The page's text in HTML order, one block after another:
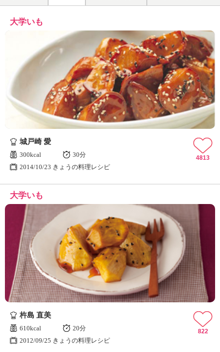
大学いも
城戸崎 愛
300kcal
30分
2014/10/23 きょうの料理レシピ
4813
大学いも
杵島 直美
610kcal
20分
2012/09/25 きょうの料理レシピ
822